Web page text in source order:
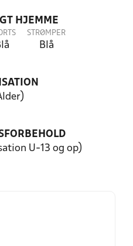
HJEMME
STRØMPER
Blå
U-13 og op)